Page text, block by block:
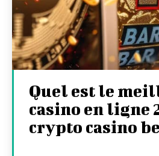
Quel est le
casino en ligne
crypto casino